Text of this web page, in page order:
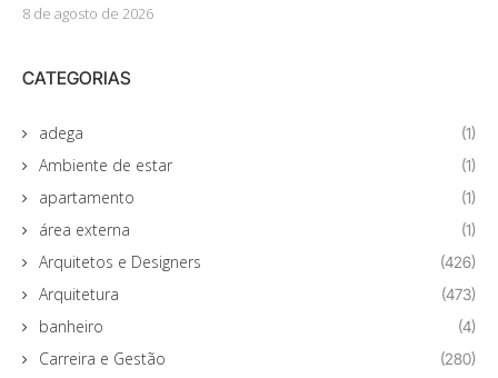
8 de agosto de 2026
CATEGORIAS
adega (1)
Ambiente de estar (1)
apartamento (1)
área externa (1)
Arquitetos e Designers (426)
Arquitetura (473)
banheiro (4)
Carreira e Gestão (280)